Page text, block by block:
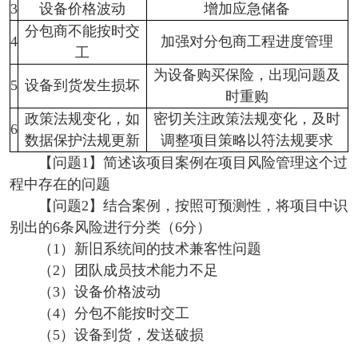
3 设备价格波动 增加应急储备
4
分包商不能按时交
工
加强对分包商工程进度管理
5 设备到货发生损坏
为设备购买保险，出现问题及
时重购
6
政策法规变化，如
数据保护法规更新
密切关注政策法规变化，及时
调整项目策略以符法规要求
【问题1】简述该项目案例在项目风险管理这个过
程中存在的问题
【问题2】结合案例，按照可预测性，将项目中识
别出的6条风险进行分类（6分）
（1）新旧系统间的技术兼客性问题
（2）团队成员技术能力不足
（3）设备价格波动
（4）分包不能按时交工
（5）设备到货，发送破损